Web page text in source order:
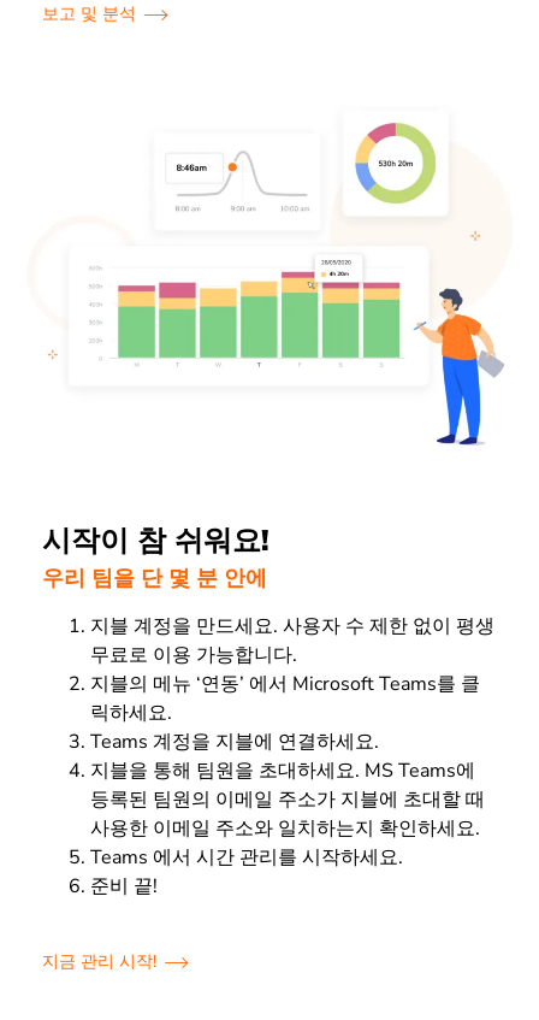
보고 및 분석
시작이 참 쉬워요!
우리 팀을 단 몇 분 안에
지블 계정을 만드세요. 사용자 수 제한 없이 평생
무료로 이용 가능합니다.
지블의 메뉴 ‘연동’ 에서 Microsoft Teams를 클
릭하세요.
Teams 계정을 지블에 연결하세요.
지블을 통해 팀원을 초대하세요. MS Teams에
등록된 팀원의 이메일 주소가 지블에 초대할 때
사용한 이메일 주소와 일치하는지 확인하세요.
Teams 에서 시간 관리를 시작하세요.
준비 끝!
지금 관리 시작!